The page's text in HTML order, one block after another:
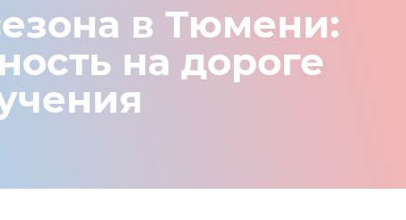
в Тюмени:
на дороге